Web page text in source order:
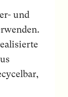
und